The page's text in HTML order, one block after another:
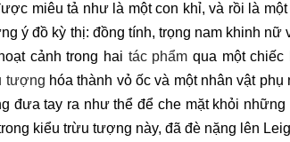
miêu tả như là một con khỉ, và rồi là
ý đồ kỳ thị: đồng tính, trọng nam khinh nữ
cảnh trong hai tác phẩm qua một chiếc
tượng hóa thành vỏ ốc và một nhân vật phụ
đưa tay ra như thể để che mặt khỏi những
kiểu trừu tượng này, đã đè nặng lên